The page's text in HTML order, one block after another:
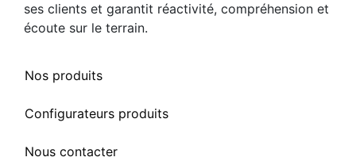
ses clients et garantit réactivité, compréhension et
écoute sur le terrain.
Nos produits
Configurateurs produits
Nous contacter